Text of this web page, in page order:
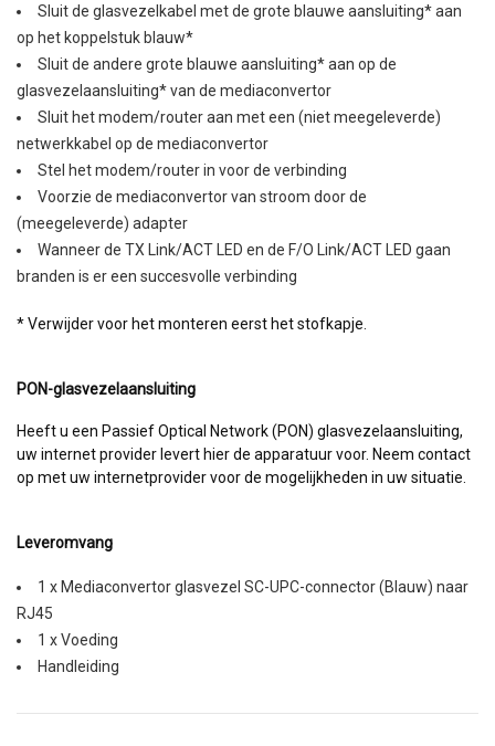
Sluit de glasvezelkabel met de grote blauwe aansluiting* aan
op het koppelstuk blauw*
Sluit de andere grote blauwe aansluiting* aan op de
glasvezelaansluiting* van de mediaconvertor
Sluit het modem/router aan met een (niet meegeleverde)
netwerkkabel op de mediaconvertor
Stel het modem/router in voor de verbinding
Voorzie de mediaconvertor van stroom door de
(meegeleverde) adapter
Wanneer de TX Link/ACT LED en de F/O Link/ACT LED gaan
branden is er een succesvolle verbinding
* Verwijder voor het monteren eerst het stofkapje.
PON-glasvezelaansluiting
Heeft u een Passief Optical Network (PON) glasvezelaansluiting,
uw internet provider levert hier de apparatuur voor. Neem contact
op met uw internetprovider voor de mogelijkheden in uw situatie.
Leveromvang
1 x Mediaconvertor glasvezel SC-UPC-connector (Blauw) naar
RJ45
1 x Voeding
Handleiding